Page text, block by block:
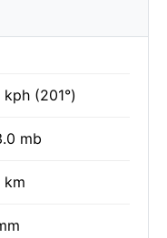
kph (201°)
mb
km